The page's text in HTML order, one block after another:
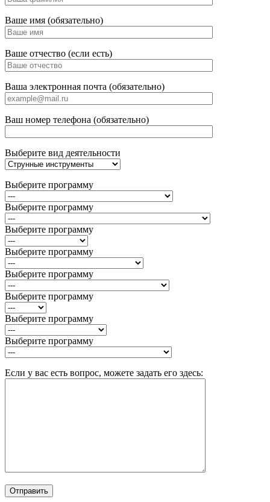
Ваше имя (обязательно)
Ваше отчество (если есть)
Ваша электронная почта (обязательно)
Ваш номер телефона (обязательно)
Выберите вид деятельности
Выберите программу
Выберите программу
Выберите программу
Выберите программу
Выберите программу
Выберите программу
Выберите программу
Выберите программу
Если у вас есть вопрос, можете задать его здесь: